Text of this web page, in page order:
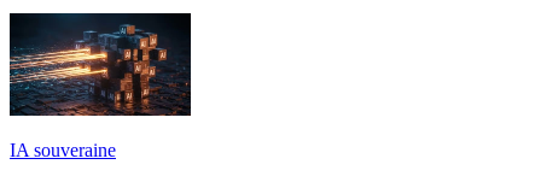
IA souveraine